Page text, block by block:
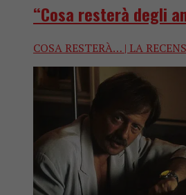
“Cosa resterà degli
COSA RESTERÀ… | LA